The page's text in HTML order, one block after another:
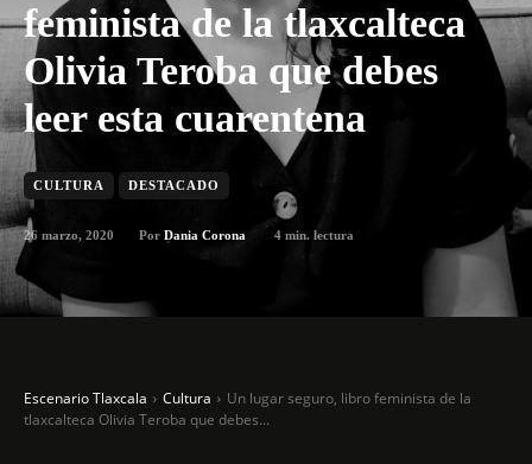
feminista de la tlaxcalteca
Olivia Teroba que debes
leer esta cuarentena
CULTURA DESTACADO
26 marzo, 2020 Por Dania Corona 4 min. lectura
Escenario Tlaxcala Cultura
Un lugar seguro, libro feminista de la
tlaxcalteca Olivia Teroba que debes...